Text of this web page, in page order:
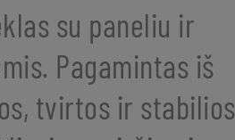
su paneliu ir
Pagamintas iš
tvirtos ir stabilios